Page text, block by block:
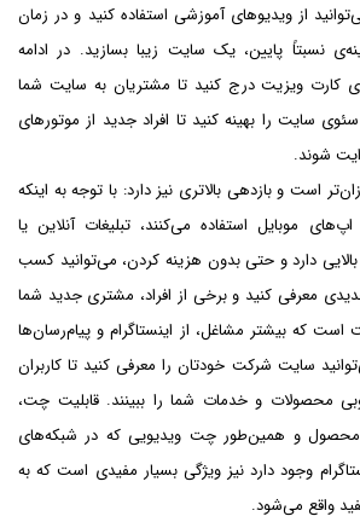
از ویدیوهای آموزشی استفاده کنید و در زمان
نسبتاً پایین، یک سایت زیبا بسازید. در ادامه
کارت ویزیت درج کنید تا مشتریان به سایت شما
سایت را بهینه کنید تا افراد جدید از موتورهای
شوند.
است و بازدهی بالاتری نیز دارد: با توجه به اینکه
موبایل استفاده می‌کنند، تبلیغات آنلاین یا
بالایی دارد و حتی بدون هزینه کردن، می‌توانید کسب
معرفی کنید و برخی از افراد، مشتری جدید شما
که بیشتر مشاغل، از اینستاگرام و پیام‌رسان‌ها
سایت شرکت خودتان را معرفی کنید تا کاربران
محصولات و خدمات شما را ببینند. قابلیت چت،
و همین‌طور چت ویدیویی که در شبکه‌های
وجود دارد نیز ویژگی بسیار مفیدی است که به
واقع می‌شود.